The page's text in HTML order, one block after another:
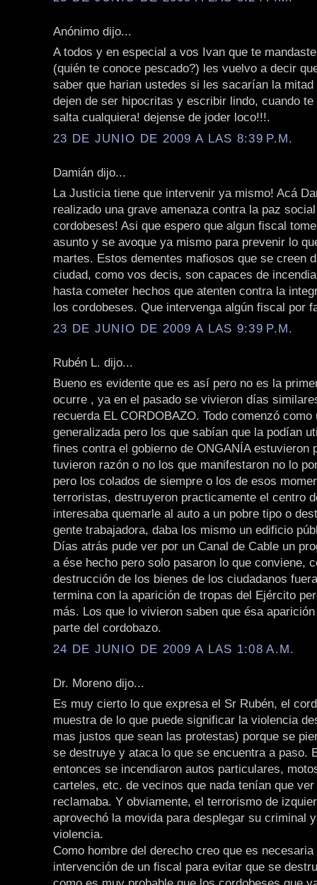
Anónimo dijo...
A todos y en especial a vos Ivan que te
(quién te conoce pescado?) les vuelvo a decir
saber que harian ustedes si les sacarían la mitad
dejen de ser hipocritas y escribir lindo, cuando
salta cualquiera! dejense de joder loco!!!.
23 DE JUNIO DE 2009 A LAS 8:39 P.M.
Damián dijo...
La Justicia tiene que intervenir ya mismo! Acá
realizado una grave amenaza contra la paz
cordobeses! Asi que espero que algun fiscal
asunto y se avoque ya mismo para prevenir lo
martes. Estos dementes mafiosos que se creen
ciudad, como vos decis, son capaces de
hasta cometer hechos que atenten contra la
los cordobeses. Que intervenga algún fiscal por
23 DE JUNIO DE 2009 A LAS 9:39 P.M.
Rubén L. dijo...
Bueno es evidente que es así pero no es la
ocurre , ya en el pasado se vivieron días
recuerda EL CORDOBAZO. Todo comenzó como
generalizada pero los que sabían que la podían
fines contra el gobierno de ONGANÍA estuvieron
tuvieron razón o no los que manifestaron no lo
pero los colados de siempre o los de esos
terroristas, destruyeron practicamente el centro
interesaba quemarle al auto a un pobre tipo o
gente trabajadora, daba los mismo un edificio
Días atrás pude ver por un Canal de Cable un
a ése hecho pero solo pasaron lo que conviene,
destrucción de los bienes de los ciudadanos
termina con la aparición de tropas del Ejército
más. Los que lo vivieron saben que ésa
parte del cordobazo.
24 DE JUNIO DE 2009 A LAS 1:08 A.M.
Dr. Moreno dijo...
Es muy cierto lo que expresa el Sr Rubén, el
muestra de lo que puede significar la violencia
mas justos que sean las protestas) porque se
se destruye y ataca lo que se encuentra a paso.
entonces se incendiaron autos particulares,
carteles, etc. de vecinos que nada tenían que
reclamaba. Y obviamente, el terrorismo de
aprovechó la movida para desplegar su criminal
violencia.
Como hombre del derecho creo que es
intervención de un fiscal para evitar que se